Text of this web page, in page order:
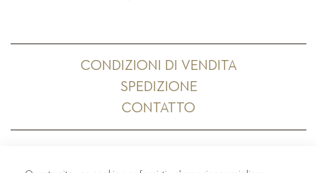
CONDIZIONI DI VENDITA
SPEDIZIONE
CONTATTO